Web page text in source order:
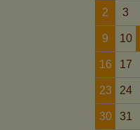
2 3
9 10
16 17
23 24
30 31